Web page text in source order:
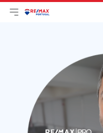
Open main menu
LogoGo to homepage